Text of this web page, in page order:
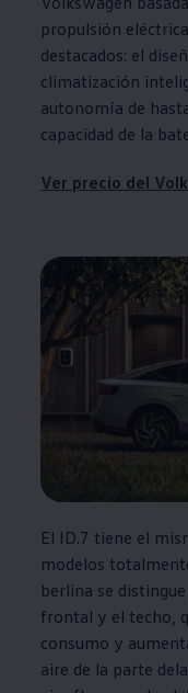
propulsión
destacados: el
climatización
autonomía de
capacidad de la
Ver precio del
El ID.7 tiene el
modelos
berlina se
frontal y el techo,
consumo y
aire de la parte